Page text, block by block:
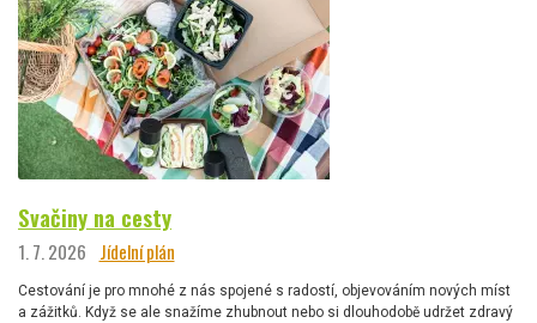
Svačiny na cesty
1. 7. 2026 Jídelní plán
Cestování je pro mnohé z nás spojené s radostí, objevováním nových míst
a zážitků. Když se ale snažíme zhubnout nebo si dlouhodobě udržet zdravý